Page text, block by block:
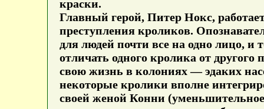
краски.
Главный герой, Питер Нокс,
преступления кроликов.
для людей почти все на одно лицо,
отличать одного кролика от
свою жизнь в колониях — эдаких
некоторые кролики вполне
своей женой Конни